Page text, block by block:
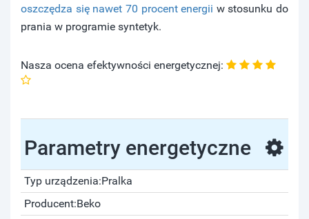
oszczędza się nawet 70 procent energii w stosunku do
prania w programie syntetyk.
Nasza ocena efektywności energetycznej:
Parametry energetyczne
Typ urządzenia:Pralka
Producent:Beko